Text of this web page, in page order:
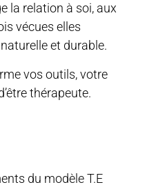
la relation à soi, aux
vécues elles
et durable.
vos outils, votre
thérapeute.
du modèle T.E